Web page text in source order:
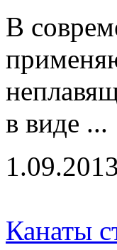
В
в виде ...
1.09.2013
Канаты